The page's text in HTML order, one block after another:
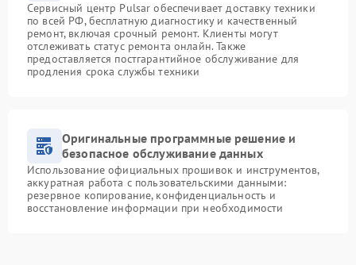
Сервисный центр Pulsar обеспечивает доставку техники
по всей РФ, бесплатную диагностику и качественный
ремонт, включая срочный ремонт. Клиенты могут
отслеживать статус ремонта онлайн. Также
предоставляется постгарантийное обслуживание для
продления срока службы техники
Оригинальные программные решение и
безопасное обслуживание данных
Использование официальных прошивок и инструментов,
аккуратная работа с пользовательскими данными:
резервное копирование, конфиденциальность и
восстановление информации при необходимости